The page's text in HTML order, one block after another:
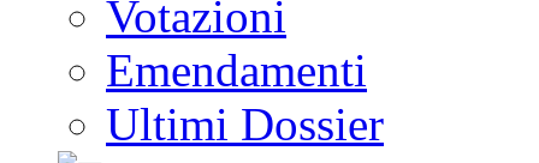
Votazioni
Emendamenti
Ultimi Dossier